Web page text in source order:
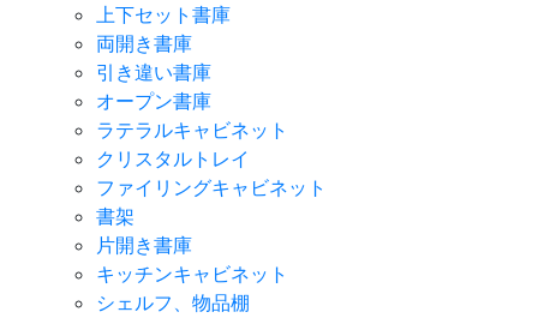
上下セット書庫
両開き書庫
引き違い書庫
オープン書庫
ラテラルキャビネット
クリスタルトレイ
ファイリングキャビネット
書架
片開き書庫
キッチンキャビネット
シェルフ、物品棚